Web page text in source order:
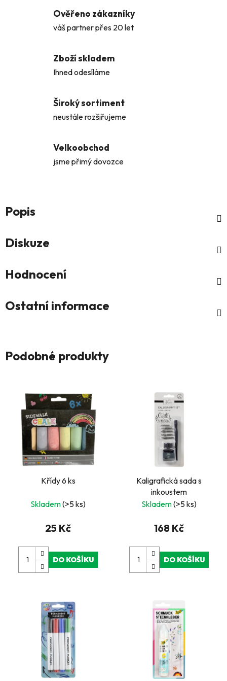
Ověřeno zákazníky
váš partner přes 20 let
Zboží skladem
Ihned odesíláme
Široký sortiment
neustále rozšiřujeme
Velkoobchod
jsme přimý dovozce
Popis
Diskuze
Hodnocení
Ostatní informace
Podobné produkty
Křídy 6 ks
Skladem(>5 ks)
25 Kč
DO KOŠÍKU
Kaligrafická sada s
inkoustem
Skladem(>5 ks)
168 Kč
DO KOŠÍKU